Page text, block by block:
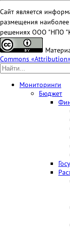
Сайт является
размещения
решениях ООО "НПО
Commons
Мониторинги
Бюджет